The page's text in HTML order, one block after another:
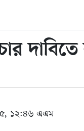
১২:৪৬ এএম